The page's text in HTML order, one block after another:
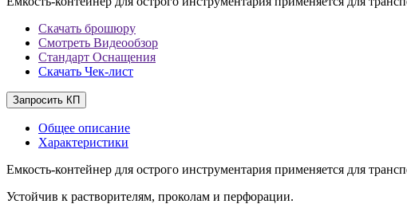
Скачать брошюру
Смотреть Видеообзор
Стандарт Оснащения
Скачать Чек-лист
Запросить КП
Общее описание
Характеристики
Емкость-контейнер для острого инструментария применяется для
Устойчив к растворителям, проколам и перфорации.